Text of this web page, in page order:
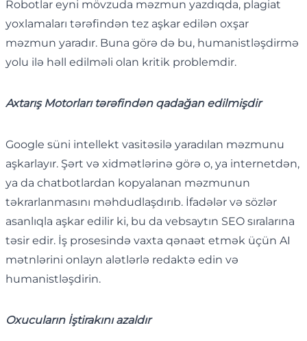
Robotlar eyni mövzuda məzmun yazdıqda, plagiat
yoxlamaları tərəfindən tez aşkar edilən oxşar
məzmun yaradır. Buna görə də bu, humanistləşdirmə
yolu ilə həll edilməli olan kritik problemdir.
Axtarış Motorları tərəfindən qadağan edilmişdir
Google süni intellekt vasitəsilə yaradılan məzmunu
aşkarlayır. Şərt və xidmətlərinə görə o, ya internetdən,
ya da chatbotlardan kopyalanan məzmunun
təkrarlanmasını məhdudlaşdırıb. İfadələr və sözlər
asanlıqla aşkar edilir ki, bu da vebsaytın SEO sıralarına
təsir edir. İş prosesində vaxta qənaət etmək üçün AI
mətnlərini onlayn alətlərlə redaktə edin və
humanistləşdirin.
Oxucuların İştirakını azaldır